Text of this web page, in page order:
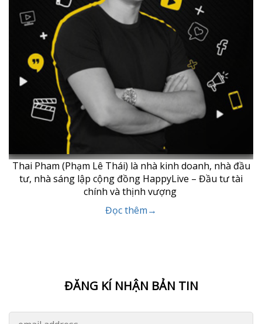
Thai Pham (Phạm Lê Thái) là nhà kinh doanh, nhà đầu
tư, nhà sáng lập cộng đồng HappyLive – Đầu tư tài
chính và thịnh vượng
Đọc thêm→
ĐĂNG KÍ NHẬN BẢN TIN